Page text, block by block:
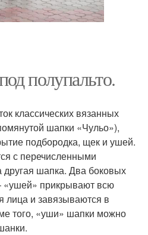
полупальто.
классических вязанных
шапки «Чульо»),
подбородка, щек и ушей.
с перечисленными
другая шапка. Два боковых
«ушей» прикрывают всю
лица и завязываются в
того, «уши» шапки можно